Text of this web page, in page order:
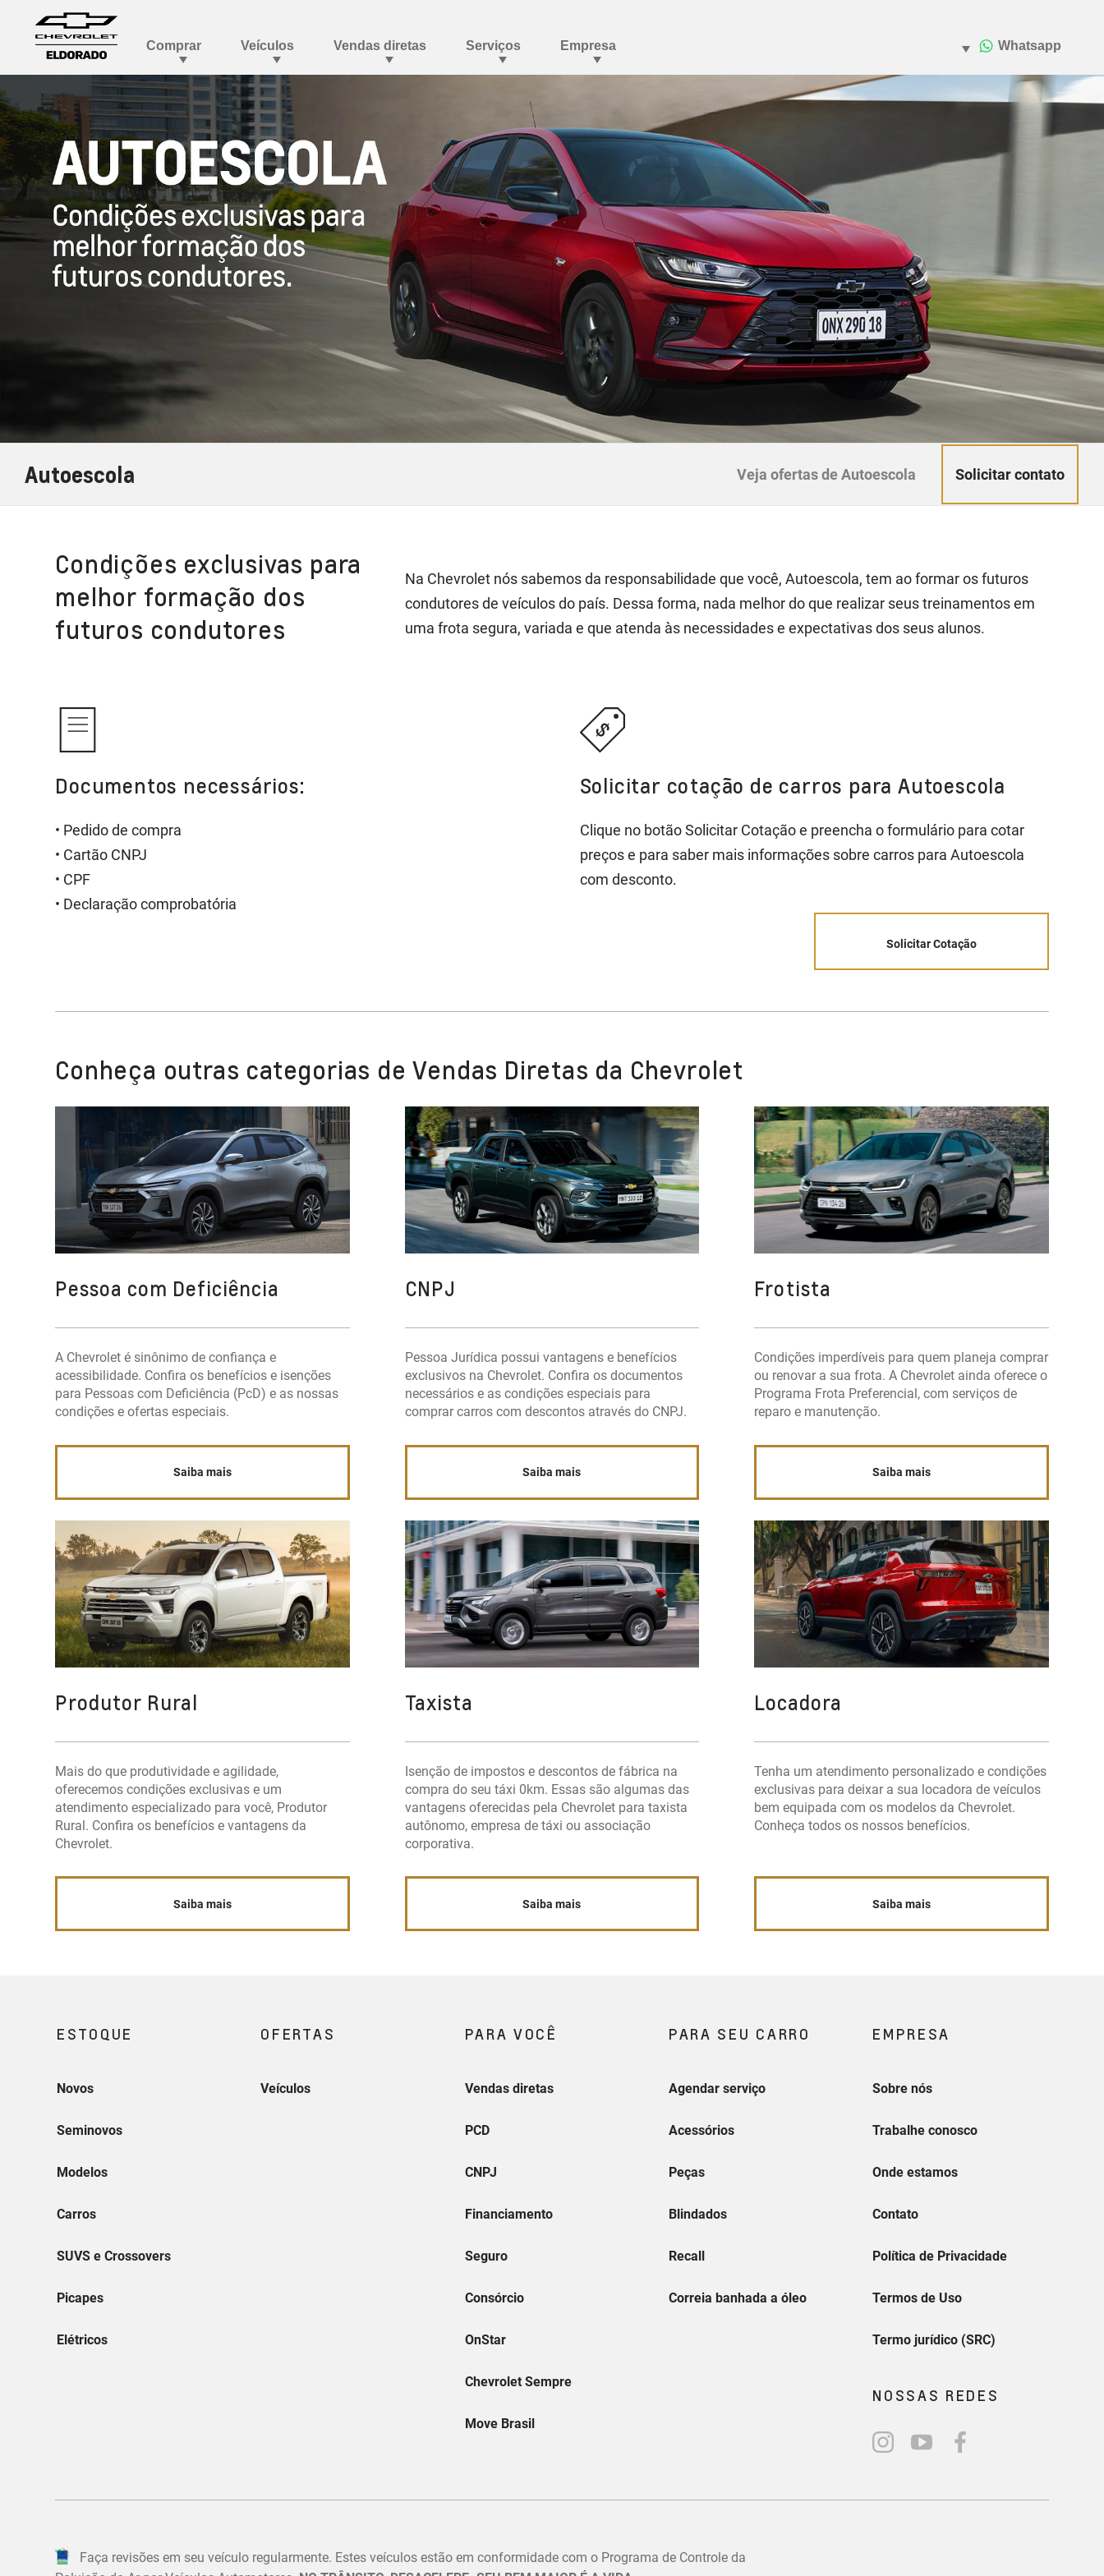
Autoescola Veja ofertas de Autoescola Solicitar contato
Condições exclusivas para
melhor formação dos
futuros condutores
Na Chevrolet nós sabemos da responsabilidade que você, Autoescola, tem ao formar os futuros
condutores de veículos do país. Dessa forma, nada melhor do que realizar seus treinamentos em
uma frota segura, variada e que atenda às necessidades e expectativas dos seus alunos.
Documentos necessários:
• Pedido de compra
• Cartão CNPJ
• CPF
• Declaração comprobatória
Solicitar cotação de carros para Autoescola
Clique no botão Solicitar Cotação e preencha o formulário para cotar
preços e para saber mais informações sobre carros para Autoescola
com desconto.
Solicitar Cotação
Conheça outras categorias de Vendas Diretas da Chevrolet
Pessoa com Deficiência
A Chevrolet é sinônimo de confiança e
acessibilidade. Confira os benefícios e isenções
para Pessoas com Deficiência (PcD) e as nossas
condições e ofertas especiais.
Saiba mais
CNPJ
Pessoa Jurídica possui vantagens e benefícios
exclusivos na Chevrolet. Confira os documentos
necessários e as condições especiais para
comprar carros com descontos através do CNPJ.
Saiba mais
Frotista
Condições imperdíveis para quem planeja comprar
ou renovar a sua frota. A Chevrolet ainda oferece o
Programa Frota Preferencial, com serviços de
reparo e manutenção.
Saiba mais
Produtor Rural
Mais do que produtividade e agilidade,
oferecemos condições exclusivas e um
atendimento especializado para você, Produtor
Rural. Confira os benefícios e vantagens da
Chevrolet.
Saiba mais
Taxista
Isenção de impostos e descontos de fábrica na
compra do seu táxi 0km. Essas são algumas das
vantagens oferecidas pela Chevrolet para taxista
autônomo, empresa de táxi ou associação
corporativa.
Saiba mais
Locadora
Tenha um atendimento personalizado e condições
exclusivas para deixar a sua locadora de veículos
bem equipada com os modelos da Chevrolet.
Conheça todos os nossos benefícios.
Saiba mais